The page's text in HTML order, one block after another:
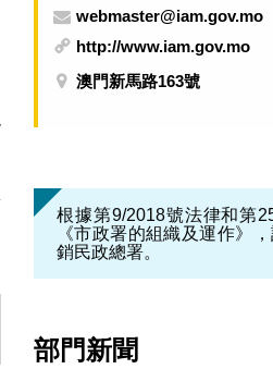
webmaster@iam.gov.mo
http://www.iam.gov.mo
澳門新馬路163號
根據第9/2018號法律和第
《市政署的組織及運作》
銷民政總署。
部門新聞